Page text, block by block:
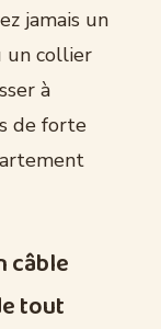
jamais un
un collier
à
de forte
câble
tout